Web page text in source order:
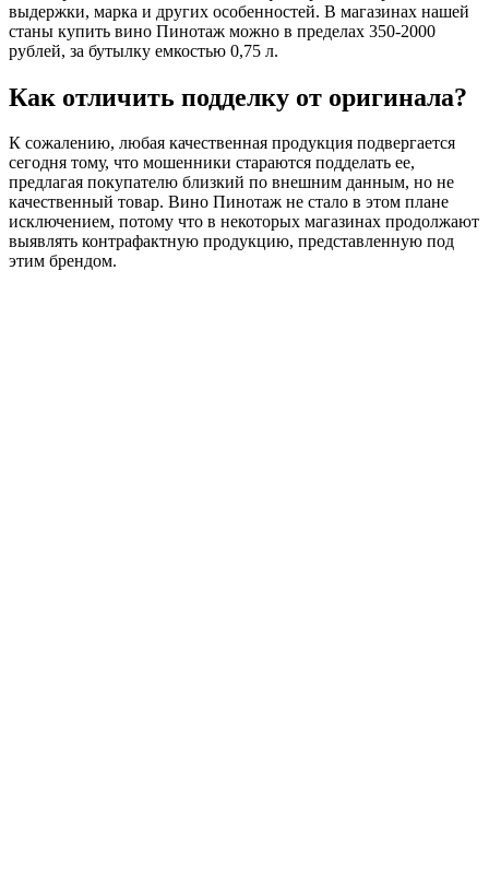
выдержки, марка и других особенностей. В магазинах нашей
станы купить вино Пинотаж можно в пределах 350-2000
рублей, за бутылку емкостью 0,75 л.
Как отличить подделку от оригинала?
К сожалению, любая качественная продукция подвергается
сегодня тому, что мошенники стараются подделать ее,
предлагая покупателю близкий по внешним данным, но не
качественный товар. Вино Пинотаж не стало в этом плане
исключением, потому что в некоторых магазинах продолжают
выявлять контрафактную продукцию, представленную под
этим брендом.